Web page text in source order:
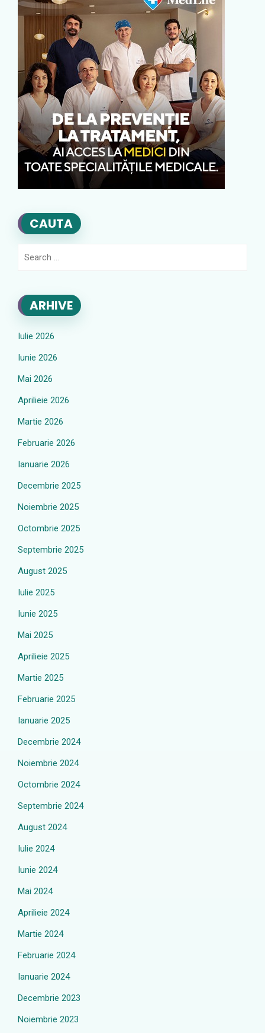
CAUTA
ARHIVE
Iulie 2026
Iunie 2026
Mai 2026
Aprilieie 2026
Martie 2026
Februarie 2026
Ianuarie 2026
Decembrie 2025
Noiembrie 2025
Octombrie 2025
Septembrie 2025
August 2025
Iulie 2025
Iunie 2025
Mai 2025
Aprilieie 2025
Martie 2025
Februarie 2025
Ianuarie 2025
Decembrie 2024
Noiembrie 2024
Octombrie 2024
Septembrie 2024
August 2024
Iulie 2024
Iunie 2024
Mai 2024
Aprilieie 2024
Martie 2024
Februarie 2024
Ianuarie 2024
Decembrie 2023
Noiembrie 2023